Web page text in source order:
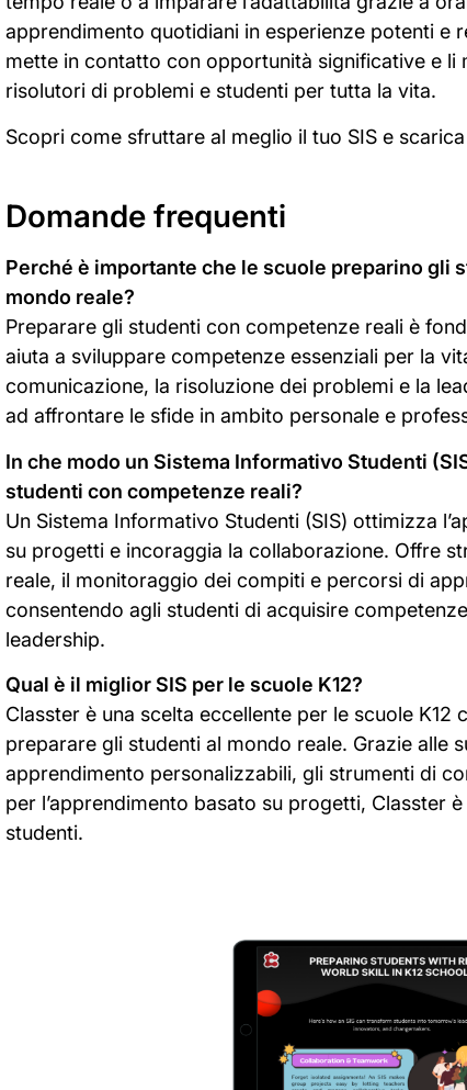
apprendimento quotidiani in esperienze potenti e
mette in contatto con opportunità significative e li
risolutori di problemi e studenti per tutta la vita.
Scopri come sfruttare al meglio il tuo SIS e
Domande frequenti
Perché è importante che le scuole preparino gli
mondo reale?
Preparare gli studenti con competenze reali è
aiuta a sviluppare competenze essenziali per la
comunicazione, la risoluzione dei problemi e la
ad affrontare le sfide in ambito personale e
In che modo un Sistema Informativo Studenti
studenti con competenze reali?
Un Sistema Informativo Studenti (SIS) ottimizza
su progetti e incoraggia la collaborazione. Offre
reale, il monitoraggio dei compiti e percorsi di
consentendo agli studenti di acquisire
leadership.
Qual è il miglior SIS per le scuole K12?
Classter è una scelta eccellente per le scuole
preparare gli studenti al mondo reale. Grazie alle
apprendimento personalizzabili, gli strumenti di
per l’apprendimento basato su progetti, Classter
studenti.